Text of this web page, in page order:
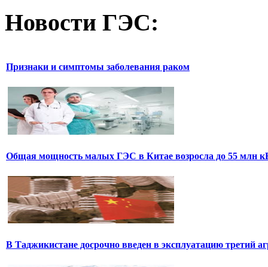
Новости ГЭС:
Признаки и симптомы заболевания раком
Общая мощность малых ГЭС в Китае возросла до 55 млн
В Таджикистане досрочно введен в эксплуатацию третий